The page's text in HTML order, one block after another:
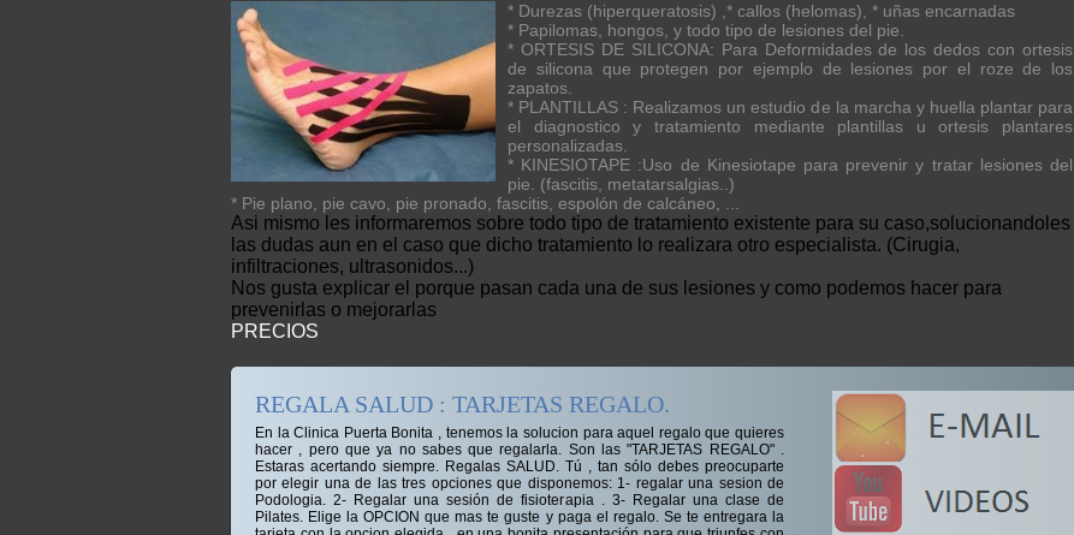
* Durezas (hiperqueratosis) ,* callos (helomas), * uñas encarnadas
* Papilomas, hongos, y todo tipo de lesiones del pie.
* ORTESIS DE SILICONA: Para Deformidades de los dedos con ortesis
de silicona que protegen por ejemplo de lesiones por el roze de los
zapatos.
* PLANTILLAS : Realizamos un estudio de la marcha y huella plantar para
el diagnostico y tratamiento mediante plantillas u ortesis plantares
personalizadas.
* KINESIOTAPE :Uso de Kinesiotape para prevenir y tratar lesiones del
pie. (fascitis, metatarsalgias..)
* Pie plano, pie cavo, pie pronado, fascitis, espolón de calcáneo, ...
Asi mismo les informaremos sobre todo tipo de tratamiento existente para su caso,solucionandoles
las dudas aun en el caso que dicho tratamiento lo realizara otro especialista. (Cirugia,
infiltraciones, ultrasonidos...)
Nos gusta explicar el porque pasan cada una de sus lesiones y como podemos hacer para
prevenirlas o mejorarlas
PRECIOS
REGALA SALUD : TARJETAS REGALO.
En la Clinica Puerta Bonita , tenemos la solucion para aquel regalo que quieres
hacer , pero que ya no sabes que regalarla. Son las "TARJETAS REGALO" .
Estaras acertando siempre. Regalas SALUD. Tú , tan sólo debes preocuparte
por elegir una de las tres opciones que disponemos: 1- regalar una sesion de
Podologia. 2- Regalar una sesión de fisioterapia . 3- Regalar una clase de
Pilates. Elige la OPCION que mas te guste y paga el regalo. Se te entregara la